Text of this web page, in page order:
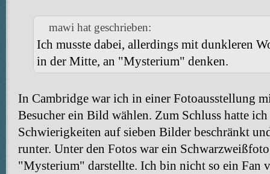
mawi hat geschrieben:
Ich musste dabei, allerdings mit dunkleren
in der Mitte, an "Mysterium" denken.
In Cambridge war ich in einer Fotoausstellung
Besucher ein Bild wählen. Zum Schluss hatte
Schwierigkeiten auf sieben Bilder beschränkt
runter. Unter den Fotos war ein
"Mysterium" darstellte. Ich bin nicht so ein Fan